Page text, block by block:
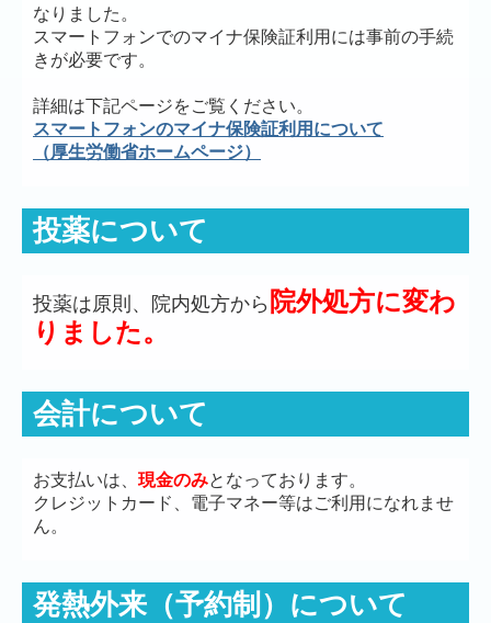
なりました。
スマートフォンでのマイナ保険証利用には事前の手続
きが必要です。
詳細は下記ページをご覧ください。
スマートフォンのマイナ保険証利用について
（厚生労働省ホームページ）
投薬について
投薬は原則、院内処方から 院外処方に変わ
りました。
会計について
お支払いは、 現金のみとなっております。
クレジットカード、電子マネー等はご利用になれませ
ん。
発熱外来（予約制）について